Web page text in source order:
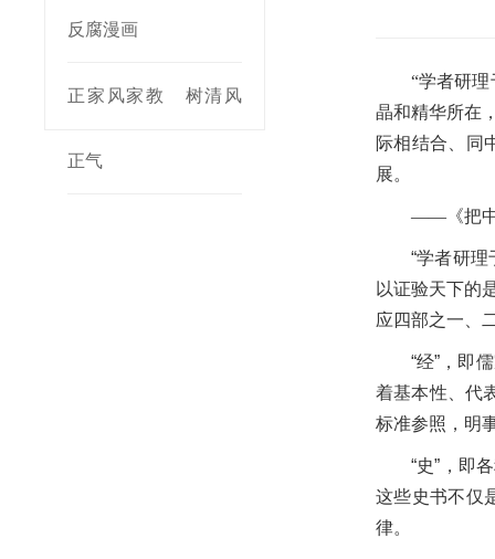
反腐漫画
正家风家教 树清风
正气
“学者研
晶和精华所在
际相结合、同
展。
——《把中
“学者研
以证验天下的
应四部之一、
“经”，即
着基本性、代
标准参照，明
“史”，即
这些史书不仅
律。